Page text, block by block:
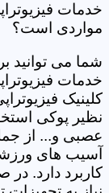
خدمات
مواردی است؟
شما می توانید
خدمات
کلینیک
نظیر پوکی
عصبی و... از
آسیب های
کاربرد دارد.